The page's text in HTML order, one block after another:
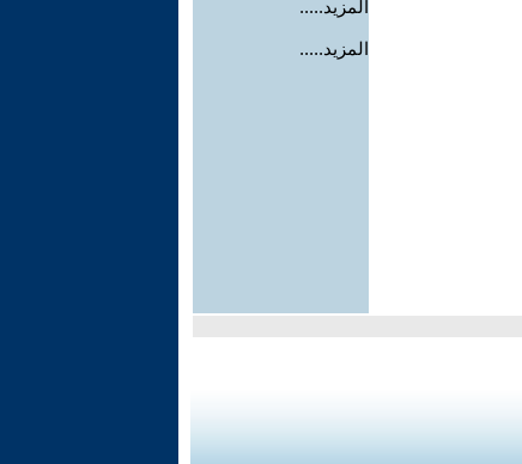
المزيد.....
المزيد.....